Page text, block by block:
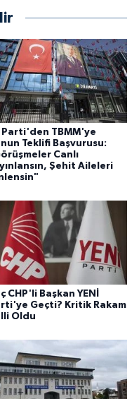
Parti'den TBMM'ye
Teklifi Başvurusu:
Canlı
Şehit Aileleri
CHP'li Başkan YENİ
Geçti? Kritik Rakam
Oldu